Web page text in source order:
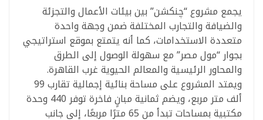
يجمع مشروع “چنكشن” بين بيئات الأعمال والتجزئة
والضيافة والتجارب المختلفة ضمن وجهة واحدة
متعددة الاستخدامات، كما أنه يتمتع بموقع استراتيجي
بجوار “مول مصر” مع سهولة الوصول إلى الطرق
والمحاور الرئيسية والمعالم الحيوية غرب القاهرة.
ويمتد المشروع على مساحة بنائية إجمالية تقارب 99
ألف متر مربع، ويضم ثمانية مبانٍ فاخرة توفر 440 وحدة
مكتبية بمساحات تبدأ من 65 مترًا مربعًا، إلى جانب